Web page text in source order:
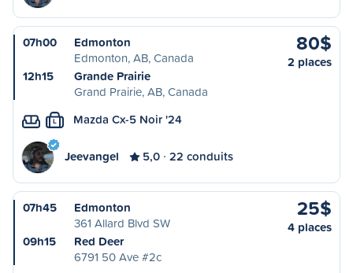
07h00
Edmonton
Edmonton, AB, Canada
12h15
Grande Prairie
Grand Prairie, AB, Canada
80$
2 places
L Mazda Cx-5 Noir '24
Jeevangel 5,0 22 conduits
07h45
Edmonton
361 Allard Blvd SW
09h15
Red Deer
6791 50 Ave #2c
25$
4 places